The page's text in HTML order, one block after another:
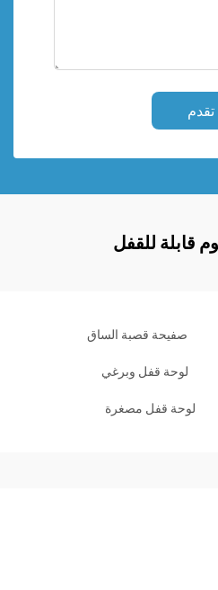
تقدم
قابلة للقفل
صفيحة قصبة الساق
لوحة قفل وبرغي
لوحة قفل مصغرة